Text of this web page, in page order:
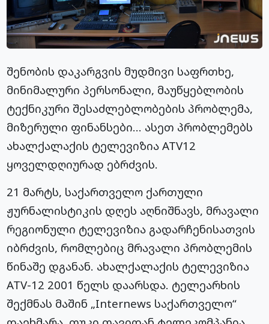
შენობის დაკარგვის მუდმივი საფრთხე,
მინიმალური პერსონალი, მაუწყებლობის
ტექნიკური შესაძლებლობების პრობლემა,
მიზერული ფინანსები… ასეთ პრობლემებს
ახალქალაქის ტელევიზია ATV12
ყოველდღიურად ებრძვის.
21 მარტს, საქართველო ქართული
ჟურნალისტიკის დღეს აღნიშნავს, მრავალი
რეგიონული ტელევიზია გადარჩენისათვის
იბრძვის, რომლებიც მრავალი პრობლემის
წინაშე დგანან. ახალქალაქის ტელევიზია
ATV-12 2001 წელს დაარსდა. ტელეარხის
შექმნას მაშინ „Internews საქართველო“